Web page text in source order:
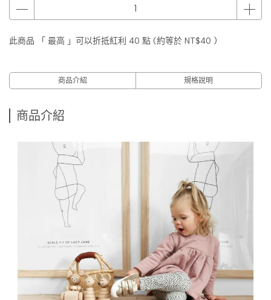
此商品 「 最高 」可以折抵紅利 40 點 (約等於 NT$40 )
商品介紹 規格說明
商品介紹